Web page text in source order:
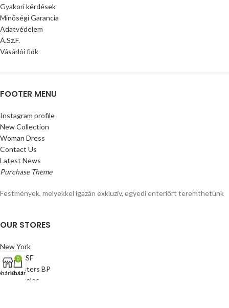
Gyakori kérdések
Minőségi Garancia
Adatvédelem
Á.Sz.F.
Vásárlói fiók
FOOTER MENU
Instagram profile
New Collection
Woman Dress
Contact Us
Latest News
Purchase Theme
Festmények, melyekkel igazán exkluzív, egyedi enteriőrt teremthetünk
OUR STORES
New York
London SF
Cockfosters BP
Los Angeles
0
Kosár